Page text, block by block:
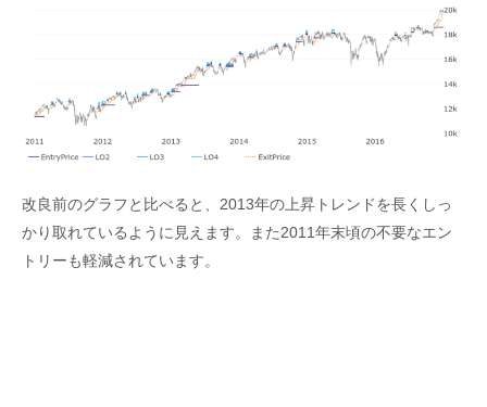
改良前のグラフと比べると、2013年の上昇トレンドを長くしっ
かり取れているように見えます。また2011年末頃の不要なエン
トリーも軽減されています。